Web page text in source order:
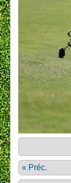
« Préc.